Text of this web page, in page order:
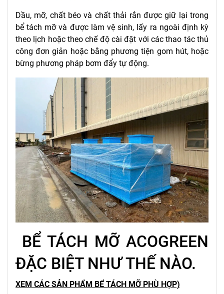
Dầu, mỡ, chất béo và chất thải rắn được giữ lại trong
bể tách mỡ và được làm vệ sinh, lấy ra ngoài định kỳ
theo lịch hoặc theo chế độ cài đặt với các thao tác thủ
công đơn giản hoặc bằng phương tiện gom hút, hoặc
bừng phương pháp bơm đẩy tự động.
BỂ TÁCH MỠ ACOGREEN
ĐẶC BIỆT NHƯ THẾ NÀO.
XEM CÁC SẢN PHẨM BỂ TÁCH MỠ PHÙ HỢP)